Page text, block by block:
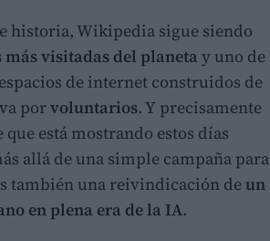
historia, Wikipedia sigue siendo
más visitadas del planeta y uno de
de internet construidos de
porvoluntarios. Y precisamente
que está mostrando estos días
allá de una simple campaña para
también una reivindicación de un
en plena era de la IA.